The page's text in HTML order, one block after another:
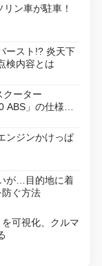
ン車が駐車！
ースト!? 炎天下
検内容とは
クーター
ABS」の仕様を
ンジンかけっぱ
が…目的地に着
防ぐ方法
可視化、クルマ